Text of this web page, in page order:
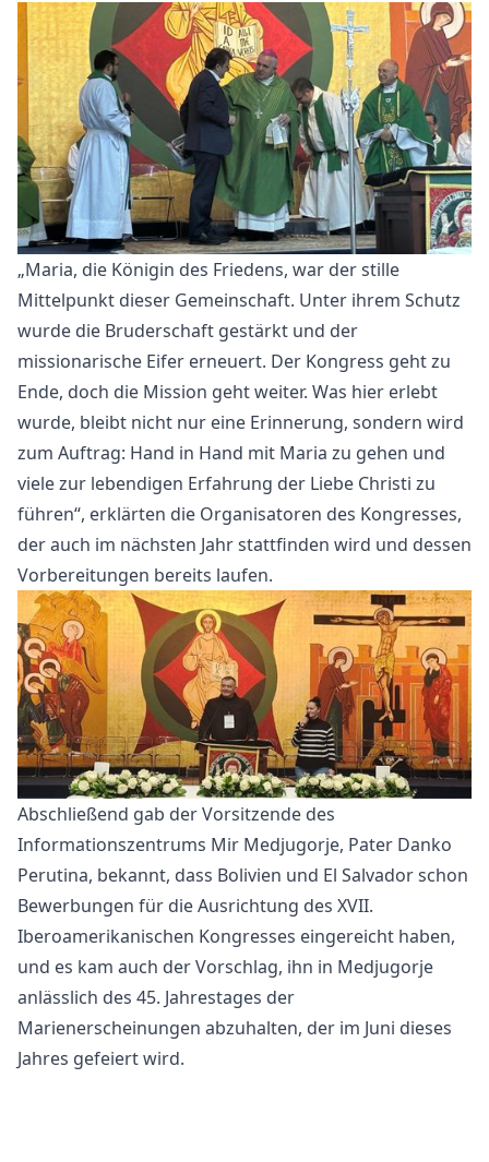
„Maria, die Königin des Friedens, war der stille
Mittelpunkt dieser Gemeinschaft. Unter ihrem Schutz
wurde die Bruderschaft gestärkt und der
missionarische Eifer erneuert. Der Kongress geht zu
Ende, doch die Mission geht weiter. Was hier erlebt
wurde, bleibt nicht nur eine Erinnerung, sondern wird
zum Auftrag: Hand in Hand mit Maria zu gehen und
viele zur lebendigen Erfahrung der Liebe Christi zu
führen“, erklärten die Organisatoren des Kongresses,
der auch im nächsten Jahr stattfinden wird und dessen
Vorbereitungen bereits laufen.
Abschließend gab der Vorsitzende des
Informationszentrums Mir Medjugorje, Pater Danko
Perutina, bekannt, dass Bolivien und El Salvador schon
Bewerbungen für die Ausrichtung des XVII.
Iberoamerikanischen Kongresses eingereicht haben,
und es kam auch der Vorschlag, ihn in Medjugorje
anlässlich des 45. Jahrestages der
Marienerscheinungen abzuhalten, der im Juni dieses
Jahres gefeiert wird.